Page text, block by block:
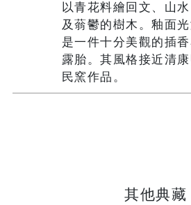
以青花料繪回文、山
及蓊鬱的樹木。釉面光
是一件十分美觀的插
露胎。其風格接近清
民窯作品。
其他典藏